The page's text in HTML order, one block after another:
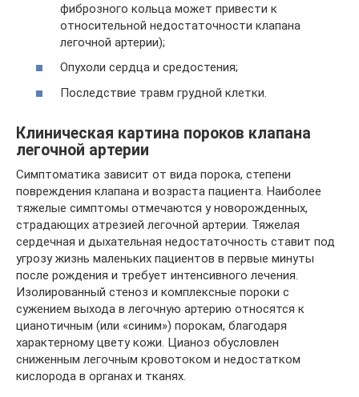
фиброзного кольца может привести к
относительной недостаточности клапана
легочной артерии);
Опухоли сердца и средостения;
Последствие травм грудной клетки.
Клиническая картина пороков клапана
легочной артерии
Симптоматика зависит от вида порока, степени
повреждения клапана и возраста пациента. Наиболее
тяжелые симптомы отмечаются у новорожденных,
страдающих атрезией легочной артерии. Тяжелая
сердечная и дыхательная недостаточность ставит под
угрозу жизнь маленьких пациентов в первые минуты
после рождения и требует интенсивного лечения.
Изолированный стеноз и комплексные пороки с
сужением выхода в легочную артерию относятся к
цианотичным (или «синим») порокам, благодаря
характерному цвету кожи. Цианоз обусловлен
сниженным легочным кровотоком и недостатком
кислорода в органах и тканях.